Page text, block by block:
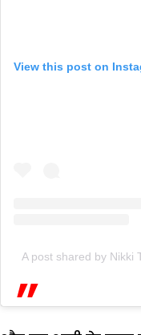
View this post on
A post shared by Nikki